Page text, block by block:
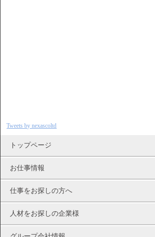
Tweets by nexascoltd
トップページ
お仕事情報
仕事をお探しの方へ
人材をお探しの企業様